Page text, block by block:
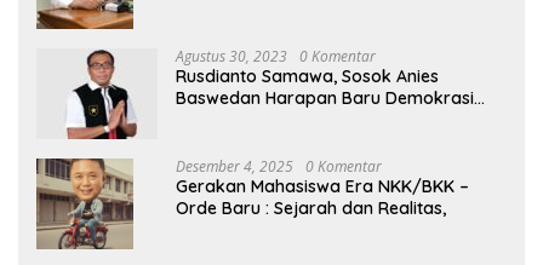
Agustus 30, 2023 0 Komentar
Rusdianto Samawa, Sosok Anies
Baswedan Harapan Baru Demokrasi
Desember 4, 2025 0 Komentar
Gerakan Mahasiswa Era NKK/BKK –
Orde Baru : Sejarah dan Realitas,